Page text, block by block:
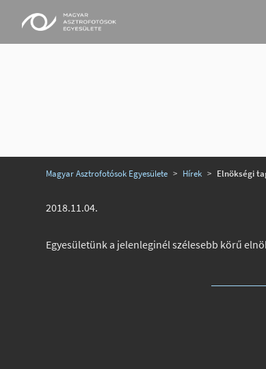
Magyar Asztrofotósok Egyesülete > Hírek > Elnökségi
2018.11.04.
Egyesületünk a jelenleginél szélesebb körű